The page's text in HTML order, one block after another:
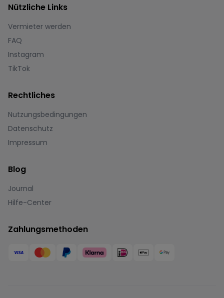
Nützliche Links
Vermieter werden
FAQ
Instagram
TikTok
Rechtliches
Nutzungsbedingungen
Datenschutz
Impressum
Blog
Journal
Hilfe-Center
Zahlungsmethoden